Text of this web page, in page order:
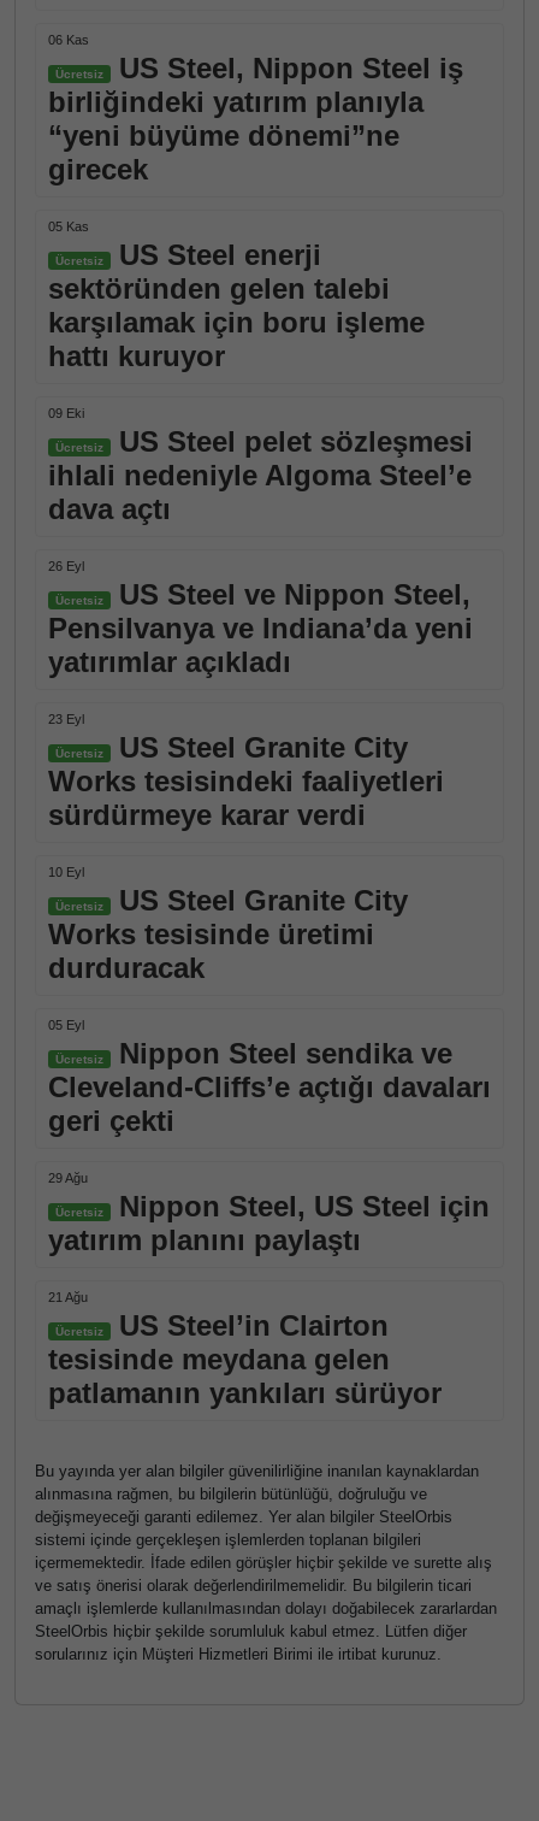
06 Kas
Ücretsiz
US Steel, Nippon Steel iş
birliğindeki yatırım planıyla
“yeni büyüme dönemi”ne
girecek
05 Kas
Ücretsiz
US Steel enerji
sektöründen gelen talebi
karşılamak için boru işleme
hattı kuruyor
09 Eki
Ücretsiz
US Steel pelet sözleşmesi
ihlali nedeniyle Algoma Steel’e
dava açtı
26 Eyl
Ücretsiz
US Steel ve Nippon Steel,
Pensilvanya ve Indiana’da yeni
yatırımlar açıkladı
23 Eyl
Ücretsiz
US Steel Granite City
Works tesisindeki faaliyetleri
sürdürmeye karar verdi
10 Eyl
Ücretsiz
US Steel Granite City
Works tesisinde üretimi
durduracak
05 Eyl
Ücretsiz
Nippon Steel sendika ve
Cleveland-Cliffs’e açtığı davaları
geri çekti
29 Ağu
Ücretsiz
Nippon Steel, US Steel için
yatırım planını paylaştı
21 Ağu
Ücretsiz
US Steel’in Clairton
tesisinde meydana gelen
patlamanın yankıları sürüyor
Bu yayında yer alan bilgiler güvenilirliğine inanılan kaynaklardan
alınmasına rağmen, bu bilgilerin bütünlüğü, doğruluğu ve
değişmeyeceği garanti edilemez. Yer alan bilgiler SteelOrbis
sistemi içinde gerçekleşen işlemlerden toplanan bilgileri
içermemektedir. İfade edilen görüşler hiçbir şekilde ve surette alış
ve satış önerisi olarak değerlendirilmemelidir. Bu bilgilerin ticari
amaçlı işlemlerde kullanılmasından dolayı doğabilecek zararlardan
SteelOrbis hiçbir şekilde sorumluluk kabul etmez. Lütfen diğer
sorularınız için Müşteri Hizmetleri Birimi ile irtibat kurunuz.